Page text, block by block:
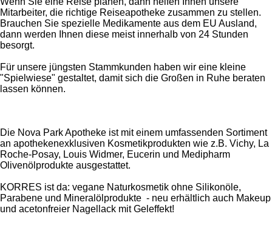
Mitarbeiter, die richtige Reiseapotheke zusammen zu stellen.
Brauchen Sie spezielle Medikamente aus dem EU Ausland,
dann werden Ihnen diese meist innerhalb von 24 Stunden
besorgt.
Für unsere jüngsten Stammkunden haben wir eine kleine
"Spielwiese" gestaltet, damit sich die Großen in Ruhe beraten
lassen können.
Die Nova Park Apotheke ist mit einem umfassenden Sortiment
an apothekenexklusiven Kosmetikprodukten wie z.B. Vichy, La
Roche-Posay, Louis Widmer, Eucerin und Medipharm
Olivenölprodukte ausgestattet.
KORRES ist da: vegane Naturkosmetik ohne Silikonöle,
Parabene und Mineralölprodukte - neu erhältlich auch Makeup
und acetonfreier Nagellack mit Geleffekt!